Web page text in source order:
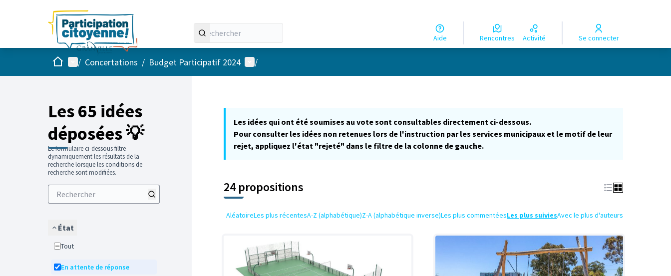
Aide Rencontres Activité Se connecter
AccueilMenu principal
/ Concertations / Budget Participatif 2024 Menu utilisateur
/
Les 65 idées
déposées 💡
Le formulaire ci-dessous filtre
dynamiquement les résultats de la
recherche lorsque les conditions de
recherche sont modifiées.
État
Tout
En attente de réponse
Les idées qui ont été soumises au vote sont consultables directement ci-dessous.
Pour consulter les idées non retenues lors de l'instruction par les services municipaux et le motif de leur
rejet, appliquez l'état "rejeté" dans le filtre de la colonne de gauche.
24 propositions
AléatoireLes plus récentesA-Z (alphabétique)Z-A (alphabétique inverse)Les plus commentéesLes plus suiviesAvec le plus d'auteurs